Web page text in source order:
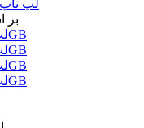
لپ تاپ رم 12
بر
لپ تاپ گرافیک 8GB
لپ تاپ گرافیک 6GB
لپ تاپ گرافیک 4GB
لپ تاپ گرافیک 2GB